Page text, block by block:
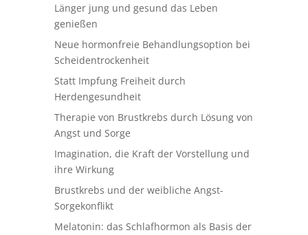
Länger jung und gesund das Leben
genießen
Neue hormonfreie Behandlungsoption bei
Scheidentrockenheit
Statt Impfung Freiheit durch
Herdengesundheit
Therapie von Brustkrebs durch Lösung von
Angst und Sorge
Imagination, die Kraft der Vorstellung und
ihre Wirkung
Brustkrebs und der weibliche Angst-
Sorgekonflikt
Melatonin: das Schlafhormon als Basis der